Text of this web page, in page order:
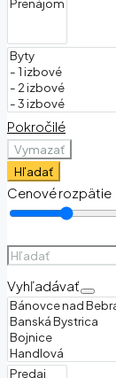
Pokročilé
Vymazať
Hľadať
Cenové rozpätie
Vyhľadávať